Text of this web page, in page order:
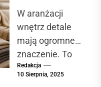
to,...
domowe
VOSSEN i
tekstylia IBENA
jako synonim
komfortu i
jakości
W aranżacji
wnętrz detale
mają ogromne
znaczenie. To
właśnie one
nadają
Redakcja
10 Sierpnia, 2025